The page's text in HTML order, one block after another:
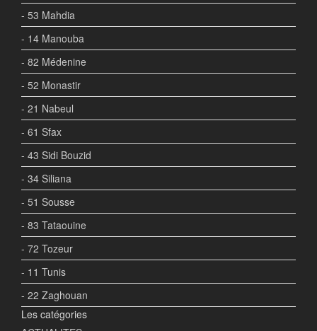
- 53 Mahdia
- 14 Manouba
- 82 Médenine
- 52 Monastir
- 21 Nabeul
- 61 Sfax
- 43 Sidi Bouzid
- 34 Siliana
- 51 Sousse
- 83 Tataouine
- 72 Tozeur
- 11 Tunis
- 22 Zaghouan
Les catégories